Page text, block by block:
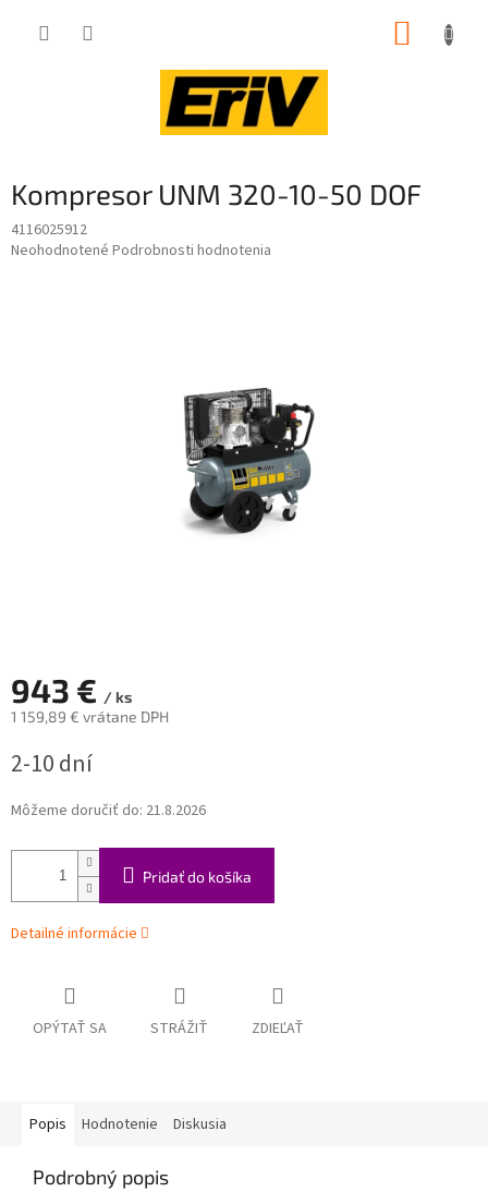
Kompresor UNM 320-10-50 DOF
4116025912
Priemerné
Neohodnotené Podrobnosti hodnotenia
943 € / ks
1 159,89 € vrátane DPH
cena:
2-10 dní
Môžeme doručiť do: 21.8.2026
Pridať do košíka
Detailné informácie
OPÝTAŤ SA STRÁŽIŤ ZDIEĽAŤ
Popis Hodnotenie Diskusia
Podrobný popis